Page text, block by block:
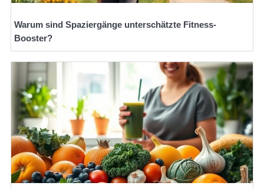
Warum sind Spaziergänge unterschätzte Fitness-
Booster?